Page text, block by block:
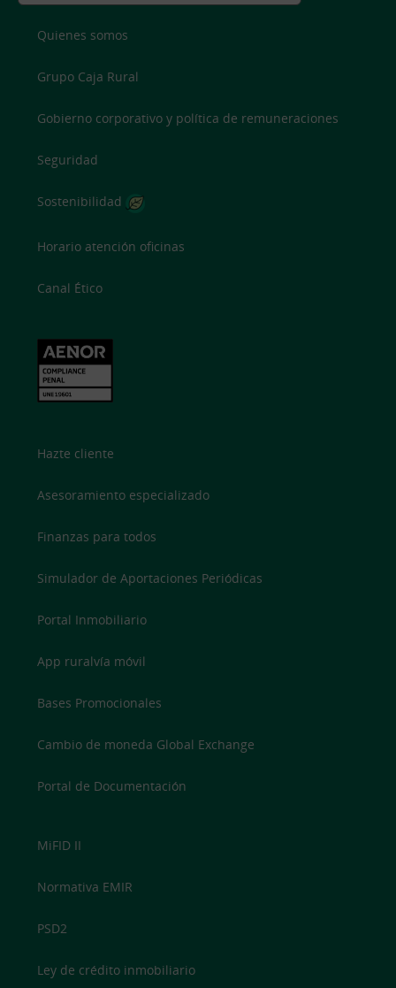
Quienes somos
Grupo Caja Rural
Gobierno corporativo y política de remuneraciones
Seguridad
Sostenibilidad
Horario atención oficinas
Canal Ético
Hazte cliente
Asesoramiento especializado
Finanzas para todos
Simulador de Aportaciones Periódicas
Portal Inmobiliario
App ruralvía móvil
Bases Promocionales
Cambio de moneda Global Exchange
Portal de Documentación
MiFID II
Normativa EMIR
PSD2
Ley de crédito inmobiliario